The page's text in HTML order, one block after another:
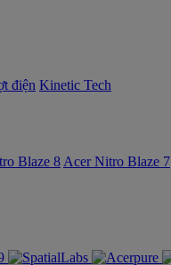
điện Kinetic Tech
Blaze 8 Acer Nitro Blaze 7